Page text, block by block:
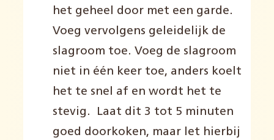
het geheel door met een garde.
Voeg vervolgens geleidelijk de
slagroom toe. Voeg de slagroom
niet in één keer toe, anders koelt
het te snel af en wordt het te
stevig. Laat dit 3 tot 5 minuten
goed doorkoken, maar let hierbij